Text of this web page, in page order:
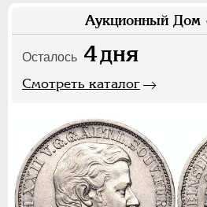
Аукционный Дом
Осталось 4дня
Смотреть каталог